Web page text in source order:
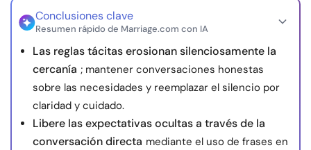
Conclusiones clave
Resumen rápido de Marriage.com con IA
Las reglas tácitas erosionan silenciosamente la
cercanía ; mantener conversaciones honestas
sobre las necesidades y reemplazar el silencio por
claridad y cuidado.
Libere las expectativas ocultas a través de la
conversación directa mediante el uso de frases en